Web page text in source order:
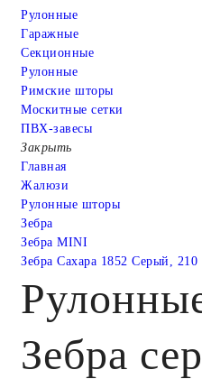
Рулонные
Гаражные
Cекционные
Рулонные
Римские шторы
Москитные сетки
ПВХ-завесы
Закрыть
Главная
Жалюзи
Рулонные шторы
Зебра
Зебра MINI
Зебра Сахара 1852 Серый,
Зебра